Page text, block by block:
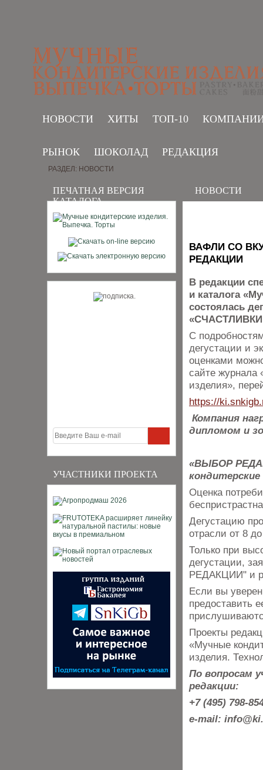
НОВОСТИ ХИТЫ ТОП-10
РЫНОК ШОКОЛАД РЕДАКЦИЯ
ПЕЧАТНАЯ ВЕРСИЯ
КАТАЛОГА
УЧАСТНИКИ ПРОЕКТА
РАЗДЕЛ: НОВОСТИ
НОВОСТИ
ВАФЛИ СО
РЕДАКЦИИ
В редакции
и каталога
состоялась
С
дегустации и
оценками
сайте журнала
изделия»,
https://
Компания
дипломом и
«ВЫБОР
Оценка
Дегустацию
отрасли от 8
Только при
дегустации,
РЕДАКЦИИ" и
Если вы
предоставить
Проекты
«Мучные
изделия.
По вопросам
редакции:
+7 (495) 798-
e-mail: